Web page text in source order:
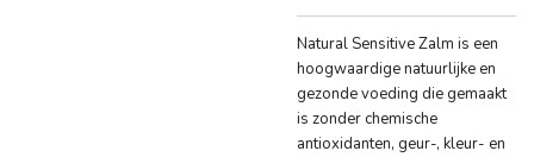
Natural Sensitive Zalm is een
hoogwaardige natuurlijke en
gezonde voeding die gemaakt
is zonder chemische
antioxidanten, geur-, kleur- en